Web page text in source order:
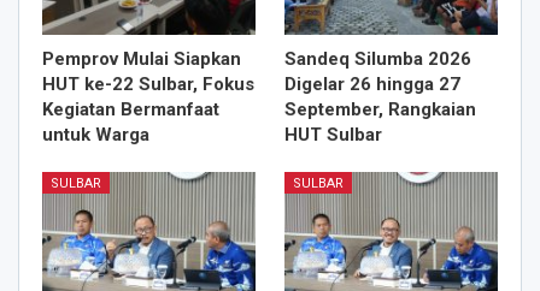
Pemprov Mulai Siapkan
HUT ke-22 Sulbar, Fokus
Kegiatan Bermanfaat
untuk Warga
Sandeq Silumba 2026
Digelar 26 hingga 27
September, Rangkaian
HUT Sulbar
SULBAR SULBAR